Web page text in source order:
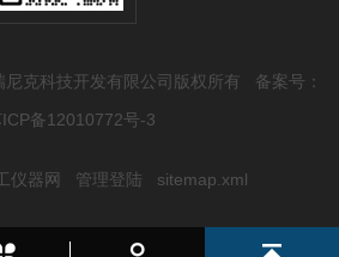
克科技开发有限公司版权所有 备案号：
备12010772号-3
仪器网 管理登陆 sitemap.xml